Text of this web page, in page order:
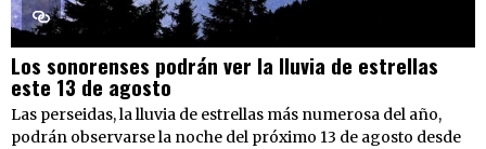
Los sonorenses podrán ver la lluvia de estrellas
este 13 de agosto
Las perseidas, la lluvia de estrellas más numerosa del año,
podrán observarse la noche del próximo 13 de agosto desde